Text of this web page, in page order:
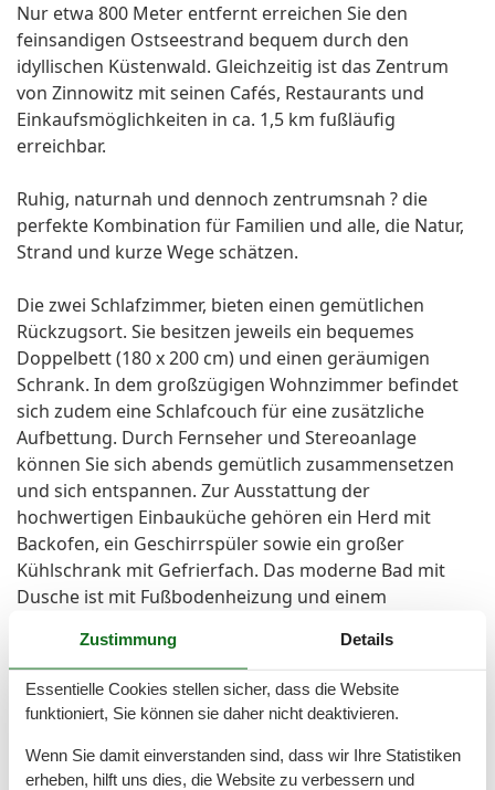
Nur etwa 800 Meter entfernt erreichen Sie den
feinsandigen Ostseestrand bequem durch den
idyllischen Küstenwald. Gleichzeitig ist das Zentrum
von Zinnowitz mit seinen Cafés, Restaurants und
Einkaufsmöglichkeiten in ca. 1,5 km fußläufig
erreichbar.
Ruhig, naturnah und dennoch zentrumsnah ? die
perfekte Kombination für Familien und alle, die Natur,
Strand und kurze Wege schätzen.
Die zwei Schlafzimmer, bieten einen gemütlichen
Rückzugsort. Sie besitzen jeweils ein bequemes
Doppelbett (180 x 200 cm) und einen geräumigen
Schrank. In dem großzügigen Wohnzimmer befindet
sich zudem eine Schlafcouch für eine zusätzliche
Aufbettung. Durch Fernseher und Stereoanlage
können Sie sich abends gemütlich zusammensetzen
und sich entspannen. Zur Ausstattung der
hochwertigen Einbauküche gehören ein Herd mit
Backofen, ein Geschirrspüler sowie ein großer
Kühlschrank mit Gefrierfach. Das moderne Bad mit
Dusche ist mit Fußbodenheizung und einem
Balkon können Sie ihren Abend gemütlich ein- und
ausklingen lassen. Alle Fenster wurden mit Jalousien
versehen. Selbstverständlich gehört zu Ihrer Wohnung
auch ein gekennzeichneten PKW-Stellplatz.
Das Rauchen ist in dieser Wohnung nicht gestattet.
Zustimmung Details
Essentielle Cookies stellen sicher, dass die Website
funktioniert, Sie können sie daher nicht deaktivieren.
Wenn Sie damit einverstanden sind, dass wir Ihre Statistiken
erheben, hilft uns dies, die Website zu verbessern und